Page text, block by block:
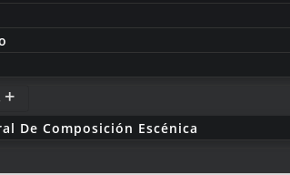
De Composición Escénica